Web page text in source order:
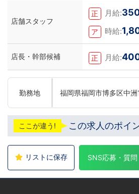
店舗スタッフ
正 月給:
ア 時給:
店長・幹部候補 正 月給:
勤務地 福岡県福岡市博多区中
ここが違う! この求人のポイ
リストに保存 SNS応募・質問